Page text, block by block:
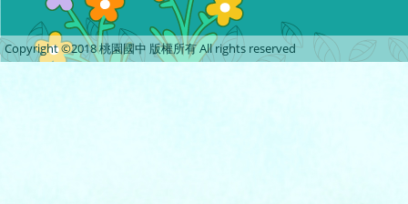
Copyright ©2018 桃園國中 版權所有 All rights reserved